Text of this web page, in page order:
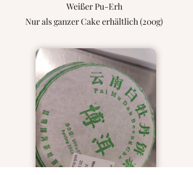
Weißer Pu-Erh
Nur als ganzer Cake erhältlich (200g)